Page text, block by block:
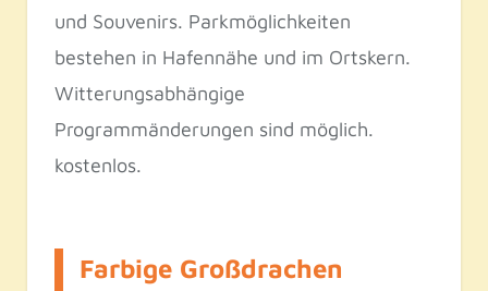
und Souvenirs. Parkmöglichkeiten
bestehen in Hafennähe und im Ortskern.
Witterungsabhängige
Programmänderungen sind möglich.
kostenlos.
Farbige Großdrachen